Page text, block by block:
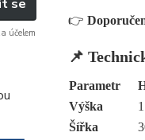
se
účelem
👉
📌
Parametr
Výška
Šířka